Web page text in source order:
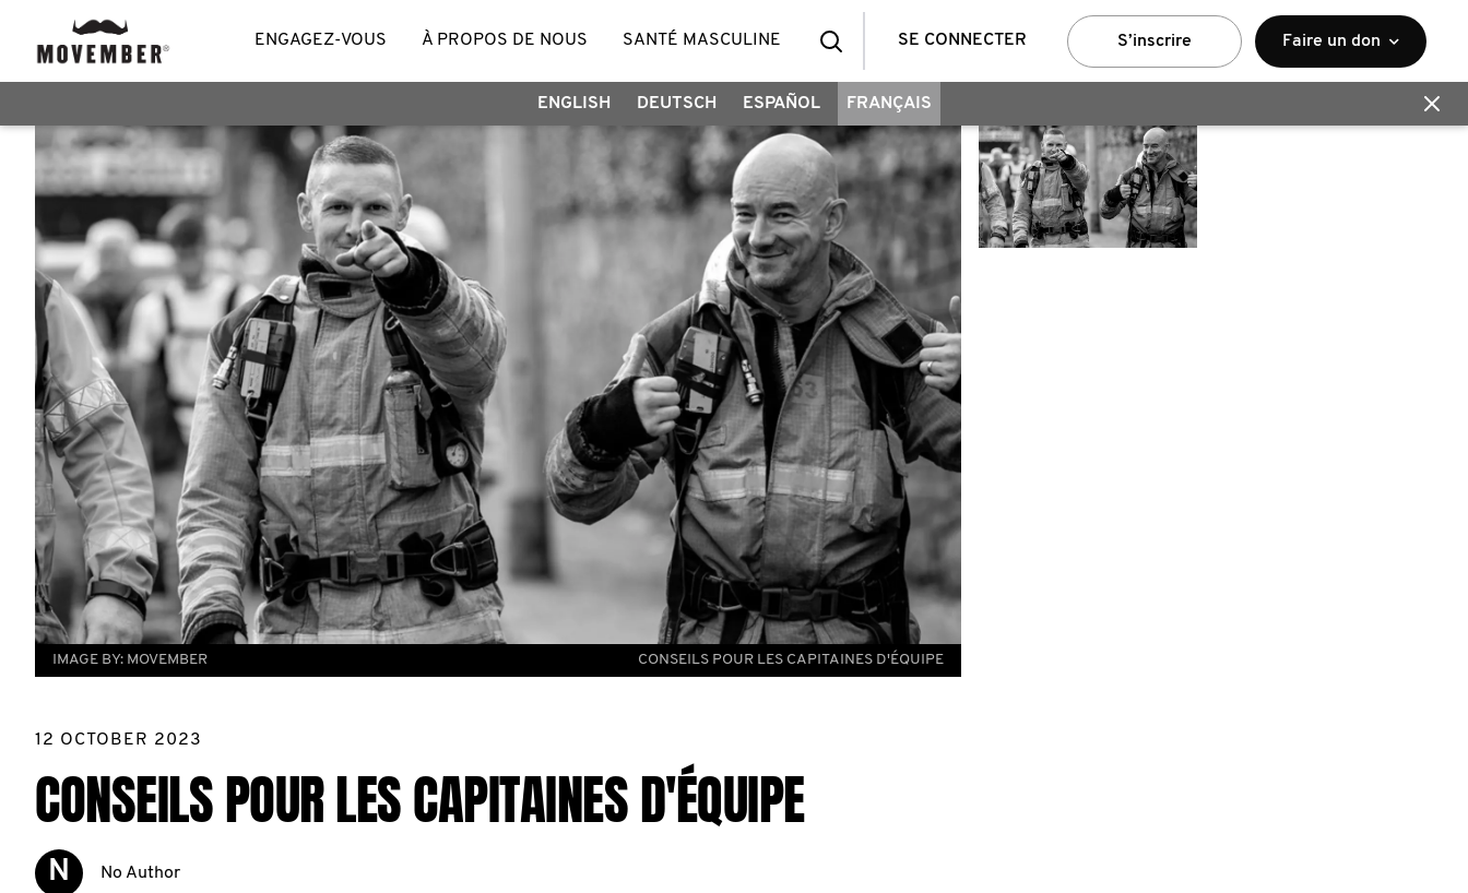
SE CONNECTER S’inscrire Faire un don
ENGAGEZ-VOUS À PROPOS DE NOUS SANTÉ MASCULINE
ENGLISH DEUTSCH ESPAÑOL FRANÇAIS
CONSEILS POUR LES CAPITAINES D'ÉQUIPE
IMAGE BY: MOVEMBER
12 OCTOBER 2023
CONSEILS POUR LES CAPITAINES D'ÉQUIPE
N No Author